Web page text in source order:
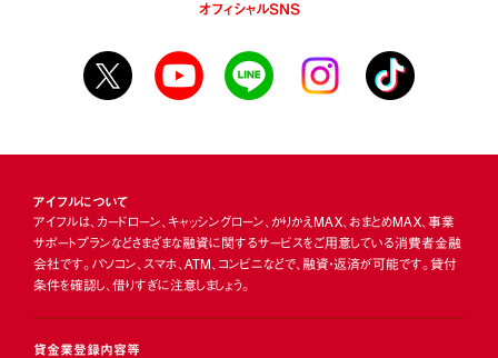
オフィシャルSNS
アイフルについて
アイフルは、カードローン、キャッシングローン、かりかえMAX、おまとめMAX、事業
サポートプランなどさまざまな融資に関するサービスをご用意している消費者金融
会社です。パソコン、スマホ、ATM、コンビニなどで、融資・返済が可能です。貸付
条件を確認し、借りすぎに注意しましょう。
貸金業登録内容等